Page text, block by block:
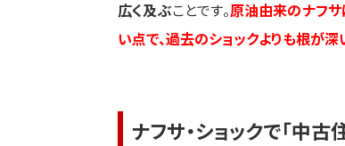
広く及ぶことです。原油由来のナフサ
い点で、過去のショックよりも根が深
ナフサ・ショックで「中